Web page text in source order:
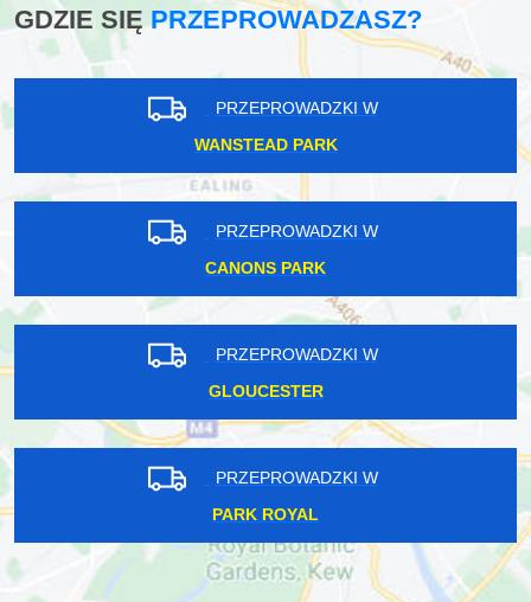
GDZIE SIĘPRZEPROWADZASZ?
PRZEPROWADZKI W
WANSTEAD PARK
PRZEPROWADZKI W
CANONS PARK
PRZEPROWADZKI W
GLOUCESTER
PRZEPROWADZKI W
PARK ROYAL